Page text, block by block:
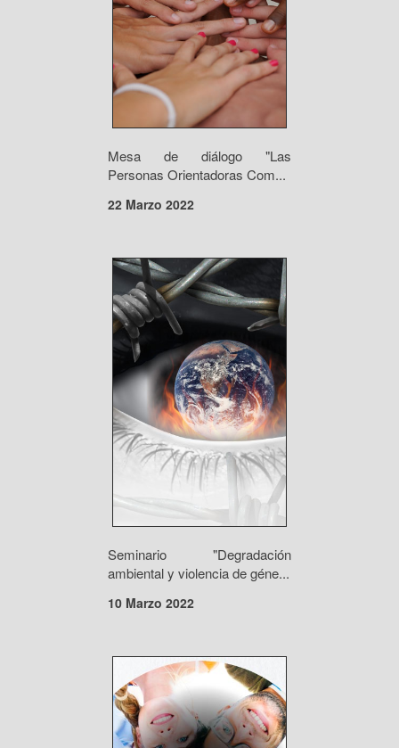
Mesa de diálogo "Las
Personas Orientadoras Com...
22 Marzo 2022
Seminario "Degradación
ambiental y violencia de géne...
10 Marzo 2022